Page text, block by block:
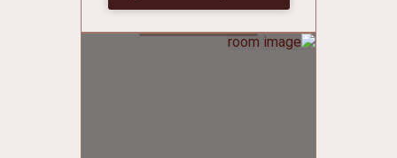
various small things; Individual
lockers for clothes and shoes
with lockers; Bathroom on the